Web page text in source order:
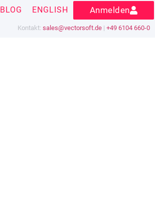
Kontakt: sales@vectorsoft.de | +49 6104 660-0
BLOG ENGLISH Anmelden